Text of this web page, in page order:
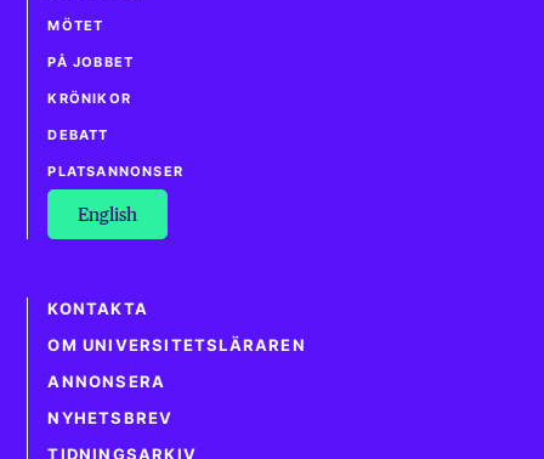
MÖTET
PÅ JOBBET
KRÖNIKOR
DEBATT
PLATSANNONSER
English
KONTAKTA
OM UNIVERSITETSLÄRAREN
ANNONSERA
NYHETSBREV
TIDNINGSARKIV